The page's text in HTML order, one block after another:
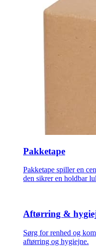
Pakketape
Pakketape spiller en
den sikrer en holdbar
Aftørring &
Sørg for renhed og
aftørring og hygiejne.